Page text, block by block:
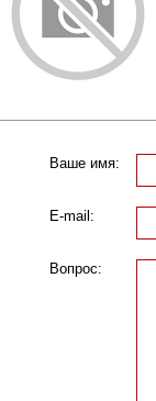
Ваше имя:
E-mail:
Вопрос: